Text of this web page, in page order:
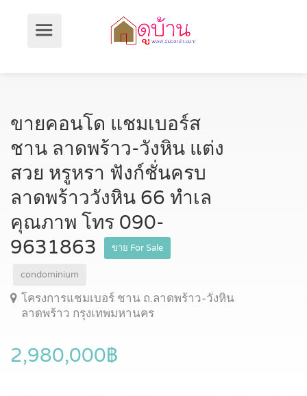
ขายคอนโด แชมเบอร์ส
ชาน ลาดพร้าว-วังหิน แต่ง
สวย หรูหรา ฟังก์ชั่นครบ
ลาดพร้าววังหิน 66 ทำเล
คุณภาพ โทร 090-
9631863
ขาย For Sale
condominium
โครงการแชมเบอร์ ชาน ถ.ลาดพร้าว-วังหิน
ลาดพร้าว กรุงเทพมหานคร
2,980,000฿